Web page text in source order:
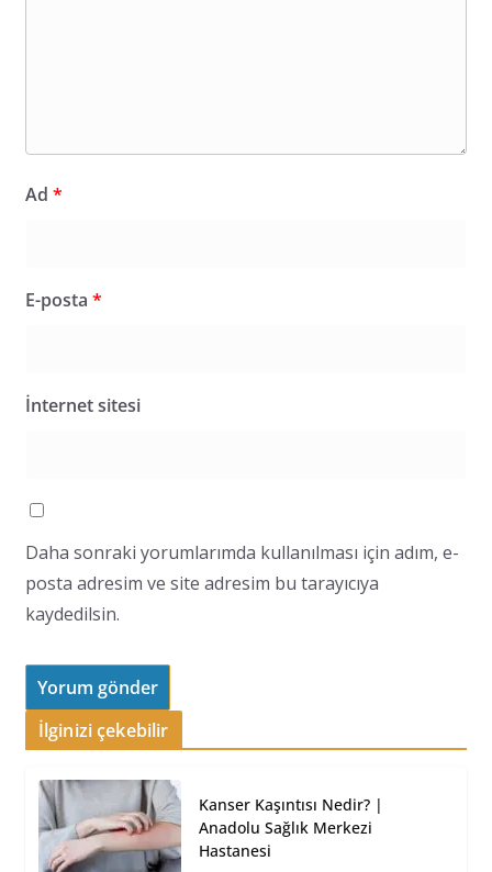
Ad *
E-posta *
İnternet sitesi
Daha sonraki yorumlarımda kullanılması için adım, e-
posta adresim ve site adresim bu tarayıcıya
kaydedilsin.
İlginizi çekebilir
Kanser Kaşıntısı Nedir? |
Anadolu Sağlık Merkezi
Hastanesi